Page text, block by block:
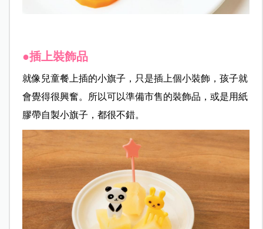
●插上裝飾品
就像兒童餐上插的小旗子，只是插上個小裝飾，孩子就
會覺得很興奮。所以可以準備市售的裝飾品，或是用紙
膠帶自製小旗子，都很不錯。